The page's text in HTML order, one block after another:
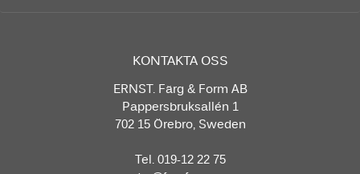
KONTAKTA OSS
ERNST. Färg & Form AB
Pappersbruksallén 1
702 15 Örebro, Sweden
Tel. 019-12 22 75